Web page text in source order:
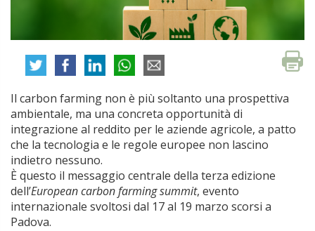
Il carbon farming non è più soltanto una prospettiva
ambientale, ma una concreta opportunità di
integrazione al reddito per le aziende agricole, a patto
che la tecnologia e le regole europee non lascino
indietro nessuno.
È questo il messaggio centrale della terza edizione
dell’European carbon farming summit, evento
internazionale svoltosi dal 17 al 19 marzo scorsi a
Padova.